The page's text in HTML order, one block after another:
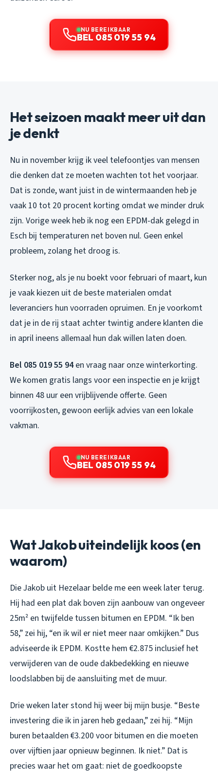
NU BEREIKBAAR
BEL 085 019 55 94
Het seizoen maakt meer uit dan
je denkt
Nu in november krijg ik veel telefoontjes van mensen
die denken dat ze moeten wachten tot het voorjaar.
Dat is zonde, want juist in de wintermaanden heb je
vaak 10 tot 20 procent korting omdat we minder druk
zijn. Vorige week heb ik nog een EPDM-dak gelegd in
Esch bij temperaturen net boven nul. Geen enkel
probleem, zolang het droog is.
Sterker nog, als je nu boekt voor februari of maart, kun
je vaak kiezen uit de beste materialen omdat
leveranciers hun voorraden opruimen. En je voorkomt
dat je in de rij staat achter twintig andere klanten die
in april ineens allemaal hun dak willen laten doen.
Bel 085 019 55 94en vraag naar onze winterkorting.
We komen gratis langs voor een inspectie en je krijgt
binnen 48 uur een vrijblijvende offerte. Geen
voorrijkosten, gewoon eerlijk advies van een lokale
vakman.
NU BEREIKBAAR
BEL 085 019 55 94
Wat Jakob uiteindelijk koos (en
waarom)
Die Jakob uit Hezelaar belde me een week later terug.
Hij had een plat dak boven zijn aanbouw van ongeveer
25m² en twijfelde tussen bitumen en EPDM. “Ik ben
58,” zei hij, “en ik wil er niet meer naar omkijken.” Dus
adviseerde ik EPDM. Kostte hem €2.875 inclusief het
verwijderen van de oude dakbedekking en nieuwe
loodslabben bij de aansluiting met de muur.
Drie weken later stond hij weer bij mijn busje. “Beste
investering die ik in jaren heb gedaan,” zei hij. “Mijn
buren betaalden €3.200 voor bitumen en die moeten
over vijftien jaar opnieuw beginnen. Ik niet.” Dat is
precies waar het om gaat: niet de goedkoopste